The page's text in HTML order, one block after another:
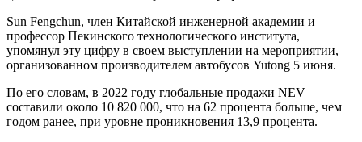
Sun Fengchun, член Китайской инженерной академии и
профессор Пекинского технологического института,
упомянул эту цифру в своем выступлении на мероприятии,
организованном производителем автобусов Yutong 5 июня.
По его словам, в 2022 году глобальные продажи NEV
составили около 10 820 000, что на 62 процента больше, чем
годом ранее, при уровне проникновения 13,9 процента.